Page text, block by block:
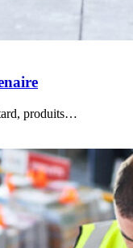
produits…